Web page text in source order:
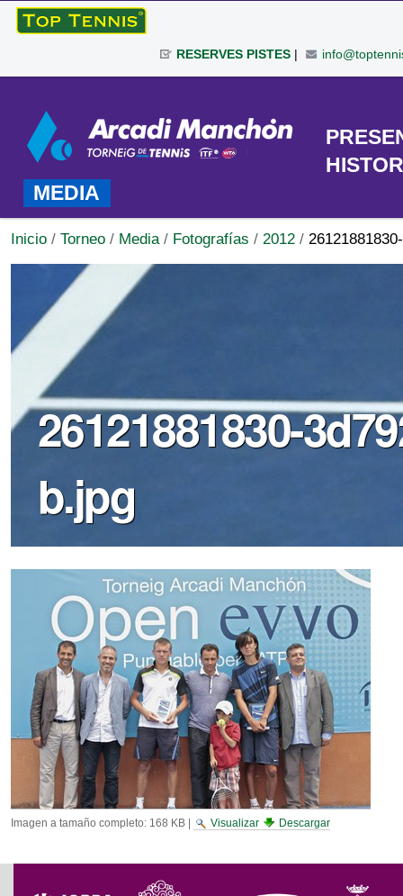
Cambiar
|
navegación
RESERVES PISTES|
Personales
TORNEO
MEDIA
Inicio / Torneo / Media / Fotografías / 2012 /
26121881830-
b.jpg
Imagen a tamaño completo: 168 KB| Visualizar Descargar